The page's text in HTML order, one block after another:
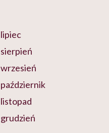
lipiec
sierpień
wrzesień
październik
listopad
grudzień